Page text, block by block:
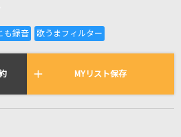
全国りれき
歌われている曲の一覧
MYリスト保存